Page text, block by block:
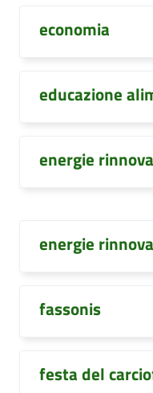
economia
educazione
energie
energie
fassonis
festa del